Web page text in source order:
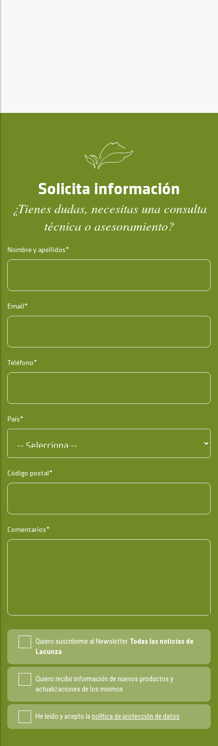
Solicita información
¿Tienes dudas, necesitas una consulta
técnica o asesoramiento?
Nombre y apellidos*
Email*
Teléfono*
País*
Código postal*
Comentarios*
Quiero suscribirme al Newsletter. Todas las noticias de
Lacunza
Quiero recibir información de nuevos productos y
actualizaciones de los mismos
He leído y acepto lapolítica de protección de datos